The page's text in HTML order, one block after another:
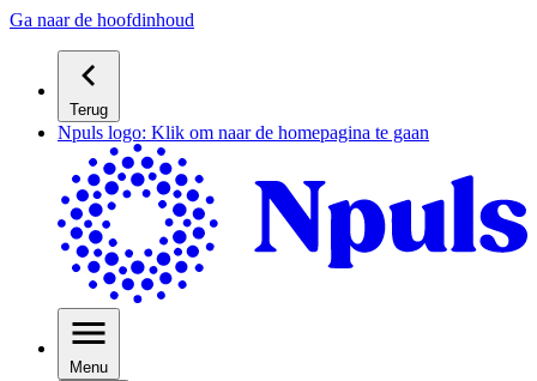
Ga naar de hoofdinhoud
Terug
Npuls logo: Klik om naar de homepagina te gaan
Menu